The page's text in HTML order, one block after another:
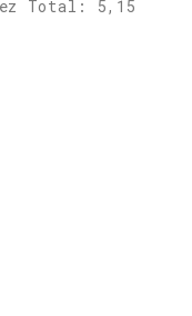
Total: 5,15